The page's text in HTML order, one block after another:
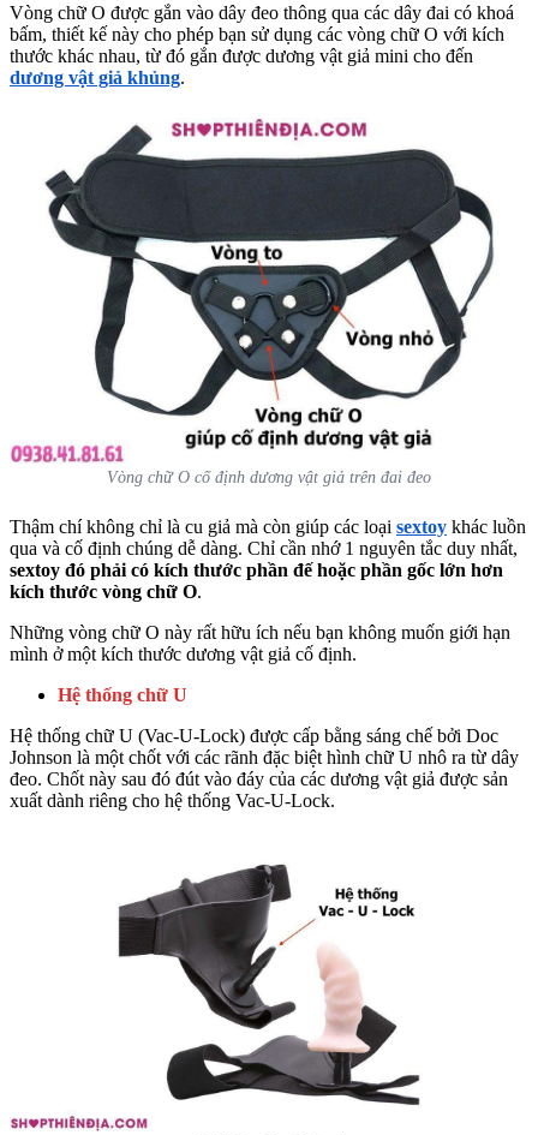
Vòng chữ O được gắn vào dây đeo thông qua các dây đai có khoá
bấm, thiết kế này cho phép bạn sử dụng các vòng chữ O với kích
thước khác nhau, từ đó gắn được dương vật giả mini cho đến
dương vật giả khủng.
Vòng chữ O cố định dương vật giả trên đai đeo
Thậm chí không chỉ là cu giả mà còn giúp các loại sextoy khác luồn
qua và cố định chúng dễ dàng. Chỉ cần nhớ 1 nguyên tắc duy nhất,
sextoy đó phải có kích thước phần đế hoặc phần gốc lớn hơn
kích thước vòng chữ O.
Những vòng chữ O này rất hữu ích nếu bạn không muốn giới hạn
mình ở một kích thước dương vật giả cố định.
Hệ thống chữ U
Hệ thống chữ U (Vac-U-Lock) được cấp bằng sáng chế bởi Doc
Johnson là một chốt với các rãnh đặc biệt hình chữ U nhô ra từ dây
đeo. Chốt này sau đó đút vào đáy của các dương vật giả được sản
xuất dành riêng cho hệ thống Vac-U-Lock.